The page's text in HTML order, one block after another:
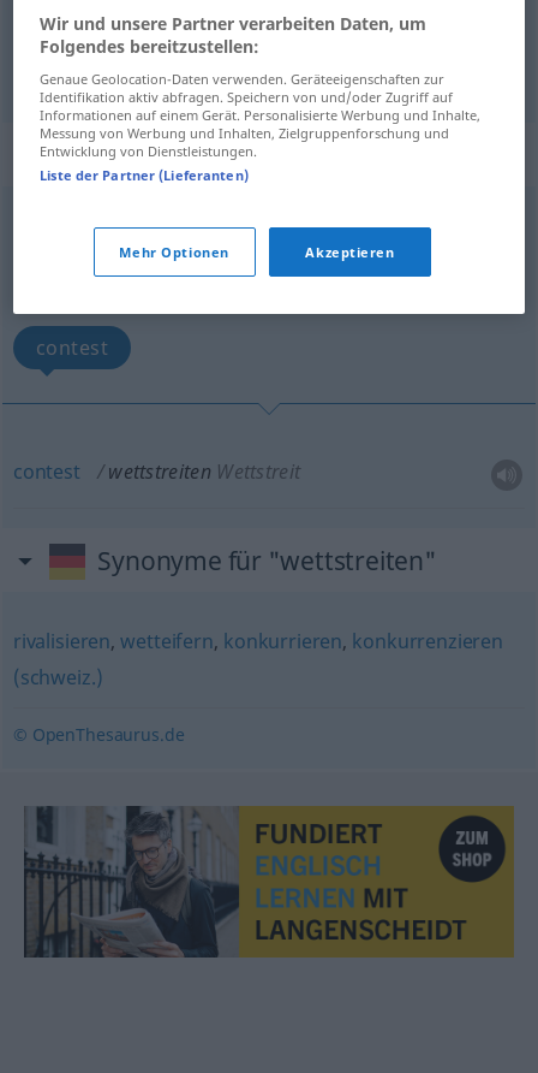
„Wettstreiten“
Übersicht aller Übersetzungen
contest
contest wettstreiten Wettstreit
Synonyme für "wettstreiten"
rivalisieren,wetteifern, konkurrieren, konkurrenzieren
(schweiz.)
© OpenThesaurus.de
Wir und unsere Partner verarbeiten Daten, um
Folgendes bereitzustellen:
Genaue Geolocation-Daten verwenden. Geräteeigenschaften zur
Identifikation aktiv abfragen. Speichern von und/oder Zugriff auf
Informationen auf einem Gerät. Personalisierte Werbung und Inhalte,
Messung von Werbung und Inhalten, Zielgruppenforschung und
Entwicklung von Dienstleistungen.
Liste der Partner (Lieferanten)
Mehr Optionen Akzeptieren